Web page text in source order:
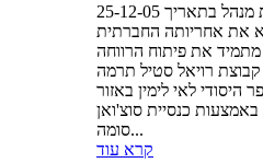
בתאריך 25-12-05
את אחריותה החברתית
את פיתוח הרווחה
קבוצת רויאל סטיל תרמה
לאי לימין באזור
כנסיית סוצ'ואן
סומה...
קרא עוד